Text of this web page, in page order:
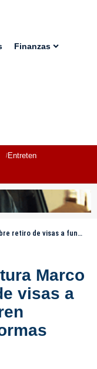
Finanzas
Entretenimiento
contenido en plataformas digitales
Marco
visas a